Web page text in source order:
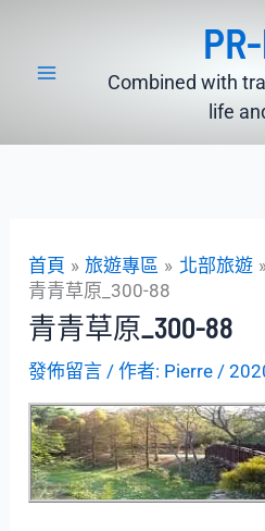
Combined with
life
首頁 旅遊專區 北部旅遊
青青草原_300-88
青青草原_300-88
發佈留言 / 作者: Pierre /